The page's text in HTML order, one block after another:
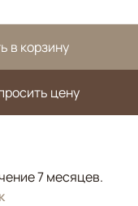
в корзину
цену
7 месяцев.